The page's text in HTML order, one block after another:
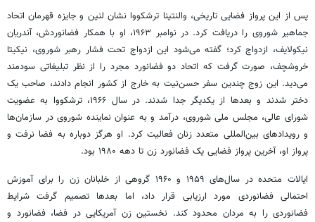
پس از این پرواز فضایی تاریخی، والنتینا ترشکووا نشان لنین و جایزه قهرمان اتحاد
جماهیر شوروی را دریافت کرد. در نوامبر ۱۹۶۳، او با همکار فضانوردش، آندریان
نیکولایف، ازدواج کرد؛ گفته می‌شود این ازدواج تحت فشار رهبر شوروی، نیکیتا
خروشچف، صورت گرفت که اتحاد دو فضانورد مجرد را از نظر تبلیغاتی سودمند
می‌دید. این زوج چندین سفر حسن‌نیت به خارج از کشور انجام دادند، صاحب یک
دختر شدند و بعدها از یکدیگر جدا شدند. در سال ۱۹۶۶، ترشکووا به عضویت
شورای عالی، مجلس ملی شوروی، درآمد و به‌ عنوان نماینده شوروی در سازمان‌ها
و رویدادهای بین‌المللی متعدد زنان فعالیت کرد. او هرگز دوباره به فضا نرفت و
پرواز او، آخرین پرواز فضایی یک فضانورد زن تا دهه ۱۹۸۰ بود.
ایالات متحده در سال‌های ۱۹۵۹ و ۱۹۶۰ گروهی از خلبانان زن را برای آموزش
احتمالی فضانوردی مورد ارزیابی قرار داد، اما بعدها تصمیم گرفت شرایط
فضانوردی را به مردان محدود کند. نخستین زن آمریکایی در فضا، فضانورد و